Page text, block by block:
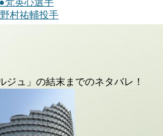
村祐輔投手
ュ」の結末までのネタバレ！